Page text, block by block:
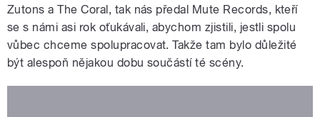
Zutons a The Coral, tak nás předal Mute Records, kteří
se s námi asi rok oťukávali, abychom zjistili, jestli spolu
vůbec chceme spolupracovat. Takže tam bylo důležité
být alespoň nějakou dobu součástí té scény.